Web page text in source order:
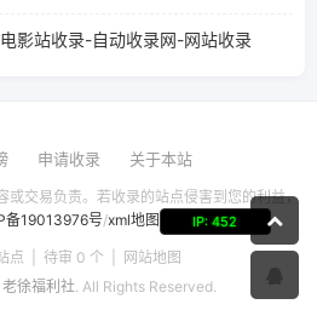
影站收录-自动收录网-网站收录
申请收录 关于本站
或交易负责。若收录的站点侵害到您的利益，
备19013976号/xml地图 IP: 452
点 | 待审 0 个 |
网站地图
老徐福利社. All Rights Reserved.